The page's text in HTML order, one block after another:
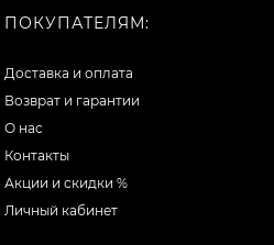
ПОКУПАТЕЛЯМ:
Доставка и оплата
Возврат и гарантии
О нас
Контакты
Акции и скидки %
Личный кабинет